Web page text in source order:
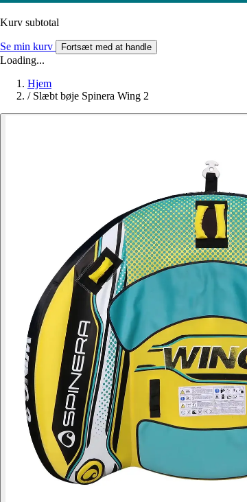
Kurv subtotal
Se min kurv Fortsæt med at handle
Loading...
Hjem
/ Slæbt bøje Spinera Wing 2